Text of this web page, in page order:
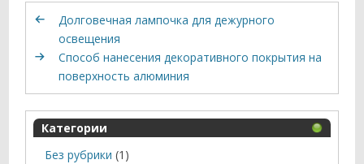
Долговечная лампочка для дежурного
освещения
Способ нанесения декоративного покрытия на
поверхность алюминия
Категории
Без рубрики (1)